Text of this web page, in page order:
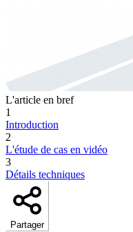
L'article en bref
1
Introduction
2
L'étude de cas en vidéo
3
Détails techniques
Partager